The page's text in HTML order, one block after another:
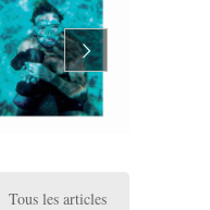
Tous les articles